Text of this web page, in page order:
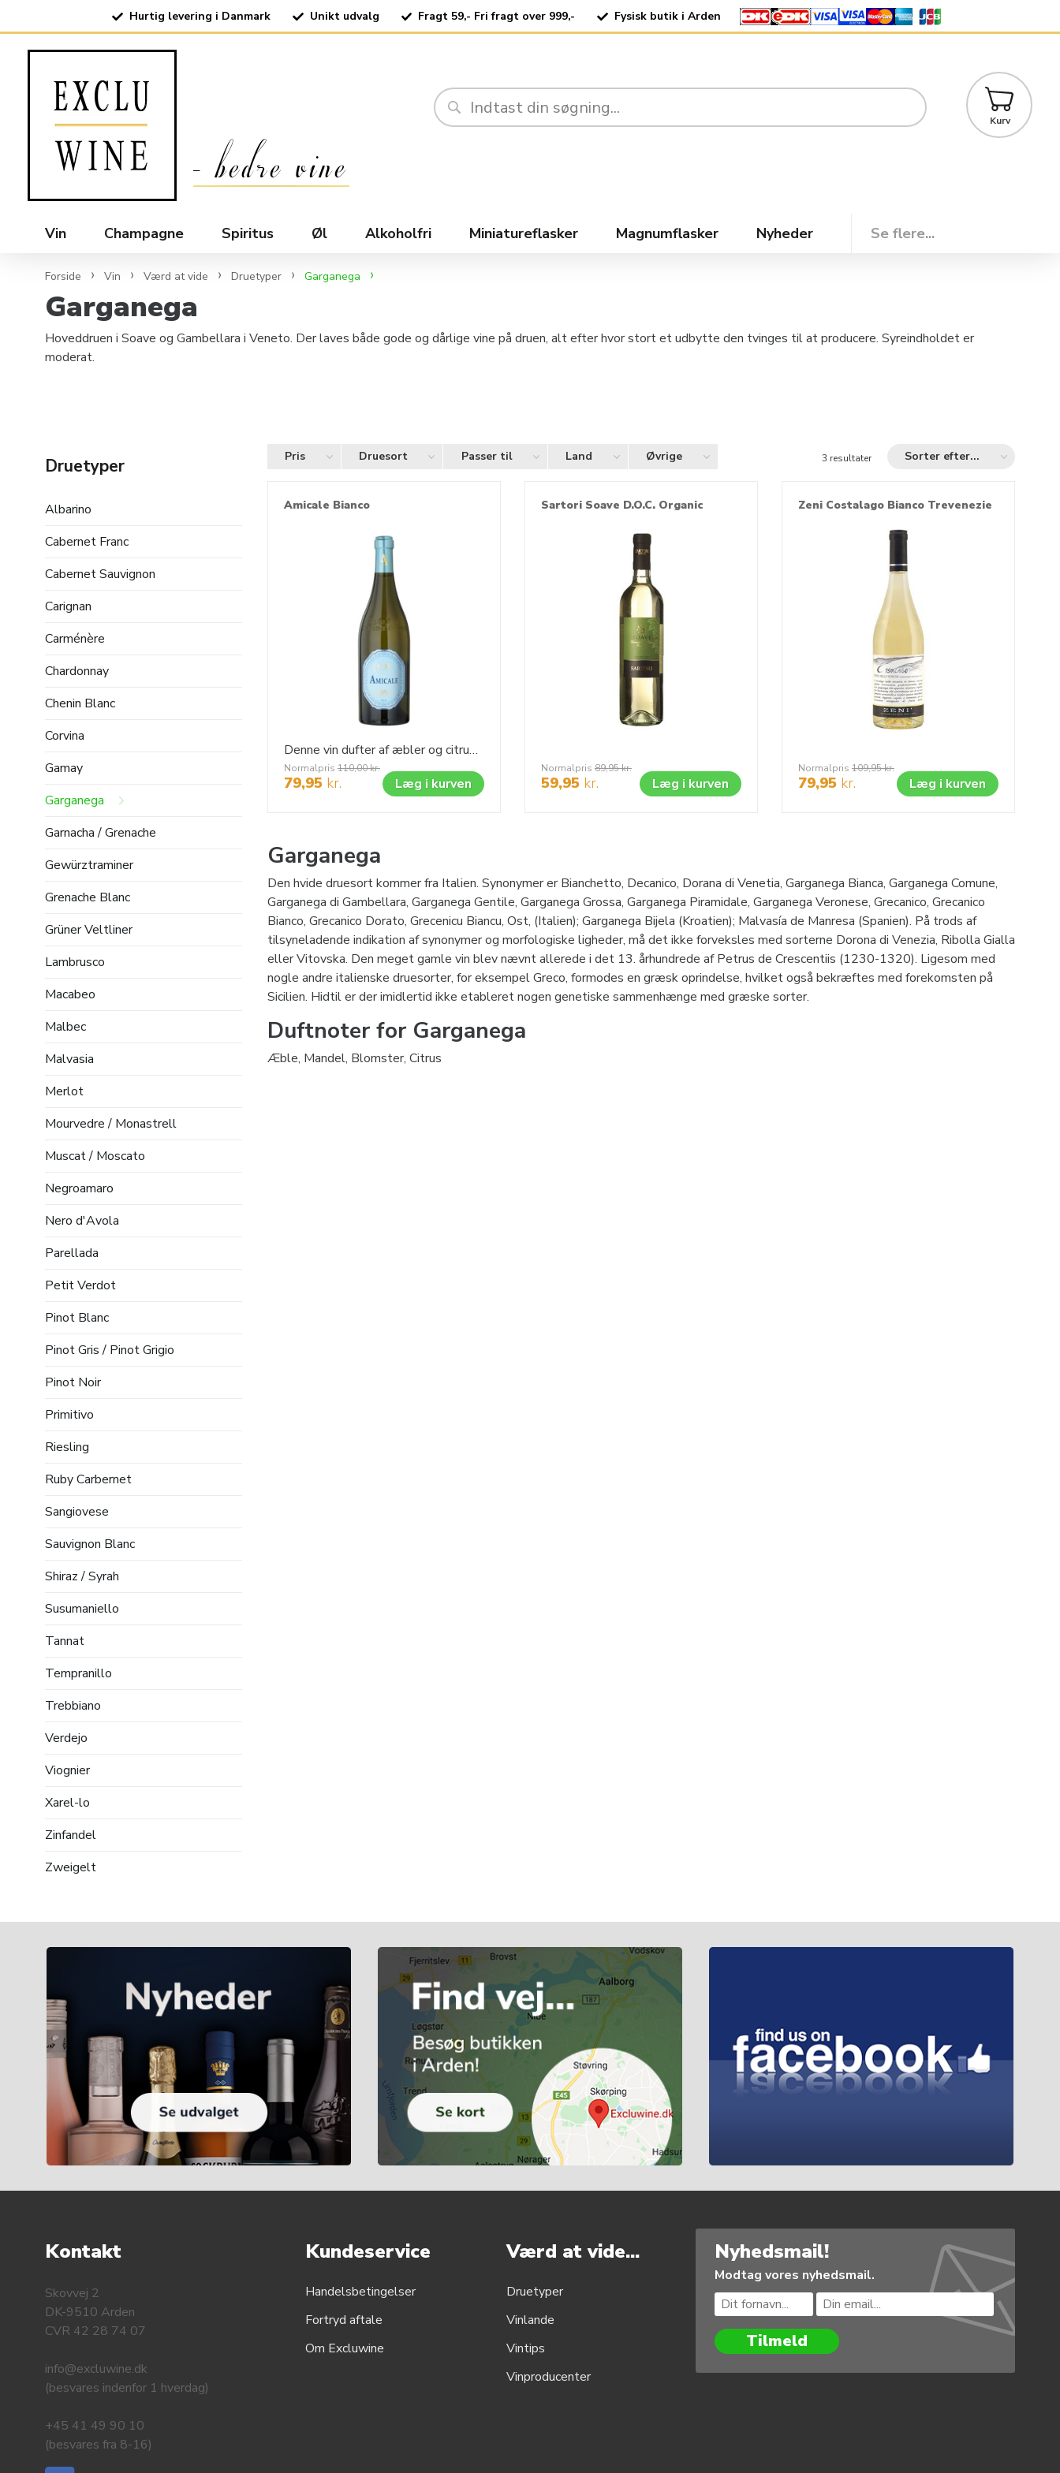
Hurtig levering i Danmark Unikt udvalg Fragt 59,- Fri fragt over 999,- Fysisk butik i Arden
Kurv
Vin Champagne Spiritus Øl Alkoholfri Miniatureflasker Magnumflasker Nyheder Se flere...
Forside Vin Værd at vide Druetyper Garganega
Garganega
Hoveddruen i Soave og Gambellara i Veneto. Der laves både gode og dårlige vine på druen, alt efter hvor stort et udbytte den tvinges til at producere. Syreindholdet er
moderat.
Pris Druesort Passer til Land Øvrige
Druetyper
Albarino
Cabernet Franc
Cabernet Sauvignon
Carignan
Carménère
Chardonnay
Chenin Blanc
Corvina
Gamay
Garganega
Garnacha / Grenache
Gewürztraminer
Grenache Blanc
Grüner Veltliner
Lambrusco
Macabeo
Malbec
Malvasia
Merlot
Mourvedre / Monastrell
Muscat / Moscato
Negroamaro
Nero d'Avola
Parellada
Petit Verdot
Pinot Blanc
Pinot Gris / Pinot Grigio
Pinot Noir
Primitivo
Riesling
Ruby Carbernet
Sangiovese
Sauvignon Blanc
Shiraz / Syrah
Susumaniello
Tannat
Tempranillo
Trebbiano
Verdejo
Viognier
Xarel-lo
Zinfandel
Zweigelt
Sorter efter...
3 resultater
Amicale Bianco
Denne vin dufter af æbler og citrusfrugter, smagen er afbalanceret og let krydret, perfekt til forretter med fisk eller lyst kød, og til asiatisk mad.
79,95 kr.
Normalpris 110,00kr.
Læg i kurven
Sartori Soave D.O.C. Organic
59,95 kr.
Normalpris 89,95kr.
Læg i kurven
Zeni Costalago Bianco Trevenezie
79,95 kr.
Normalpris 109,95kr.
Læg i kurven
Garganega
Den hvide druesort kommer fra Italien. Synonymer er Bianchetto, Decanico, Dorana di Venetia, Garganega Bianca, Garganega Comune,
Garganega di Gambellara, Garganega Gentile, Garganega Grossa, Garganega Piramidale, Garganega Veronese, Grecanico, Grecanico
Bianco, Grecanico Dorato, Grecenicu Biancu, Ost, (Italien); Garganega Bijela (Kroatien); Malvasía de Manresa (Spanien). På trods af
tilsyneladende indikation af synonymer og morfologiske ligheder, må det ikke forveksles med sorterne Dorona di Venezia, Ribolla Gialla
eller Vitovska. Den meget gamle vin blev nævnt allerede i det 13. århundrede af Petrus de Crescentiis (1230-1320). Ligesom med
nogle andre italienske druesorter, for eksempel Greco, formodes en græsk oprindelse, hvilket også bekræftes med forekomsten på
Sicilien. Hidtil er der imidlertid ikke etableret nogen genetiske sammenhænge med græske sorter.
Duftnoter for Garganega
Æble, Mandel, Blomster, Citrus
Kontakt
Skovvej 2
DK-9510 Arden
CVR 42 28 74 07
info@excluwine.dk
(besvares indenfor 1 hverdag)
+45 41 49 90 10
(besvares fra 8-16)
Kundeservice
Handelsbetingelser
Fortryd aftale
Om Excluwine
Værd at vide...
Druetyper
Vinlande
Vintips
Vinproducenter
Nyhedsmail!
Modtag vores nyhedsmail.